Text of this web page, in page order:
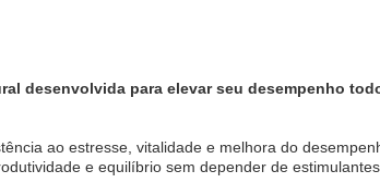
desenvolvida para elevar seu desempenho
ao estresse, vitalidade e melhora do
e equilíbrio sem depender de